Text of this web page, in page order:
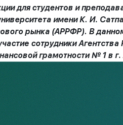
для студентов и
имени К. И.
рынка (АРРФР). В
сотрудники Агентства
грамотности № 1 в
по теме